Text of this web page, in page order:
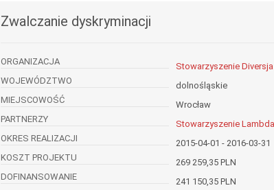
Zwalczanie dyskryminacji
ORGANIZACJA
Stowarzyszenie Diversja
WOJEWÓDZTWO
dolnośląskie
MIEJSCOWOŚĆ
Wrocław
PARTNERZY
Stowarzyszenie
OKRES REALIZACJI
2015-04-01 - 2016-03-31
KOSZT PROJEKTU
269 259,35 PLN
DOFINANSOWANIE
241 150,35 PLN